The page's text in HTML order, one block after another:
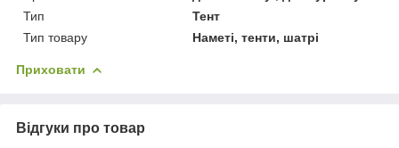
Тип
Тент
Тип товару
Наметі, тенти, шатрі
Приховати
Відгуки про товар